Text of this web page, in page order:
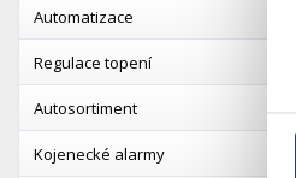
Automatizace
Regulace topení
Autosortiment
Kojenecké alarmy